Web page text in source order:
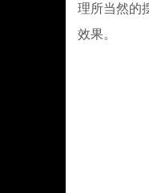
理所当然的
效果。